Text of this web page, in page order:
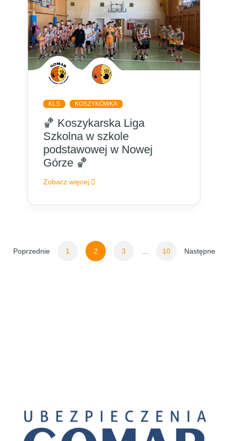
KLS KOSZYKÓWKA
🏀 Koszykarska Liga
Szkolna w szkole
podstawowej w Nowej
Górze 🏀
Zobacz więcej
Stronicowanie
Poprzednie 1 2 3 … 10 Następne